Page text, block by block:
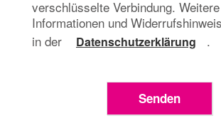
verschlüsselte Verbindung. Weitere
Informationen und
in der
Datenschutzerklärung .